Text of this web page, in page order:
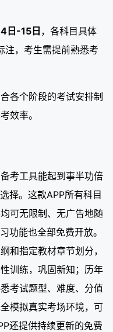
日-15日 ，各科目具体
注，考生需提前熟悉考
各个阶段的考试安排制
效率。
考工具能起到事半功倍
择。这款APP所有科目
可无限制、无广告地随
功能也全部免费开放。
和指定教材章节划分，
训练，巩固新知；历年
考试题型、难度、分值
模拟真实考场环境，可
还提供持续更新的免费